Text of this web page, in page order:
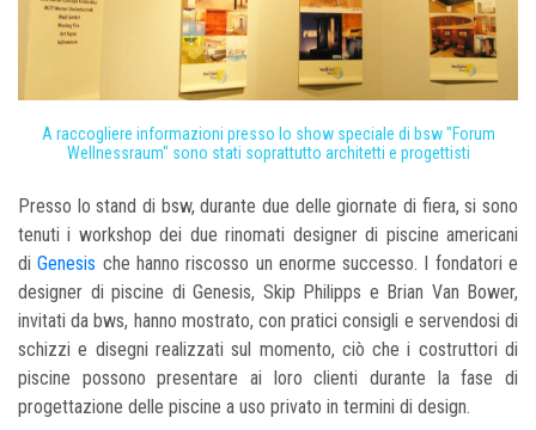
A raccogliere informazioni presso lo show speciale di bsw "Forum
Wellnessraum" sono stati soprattutto architetti e progettisti
Presso lo stand di bsw, durante due delle giornate di fiera, si sono
tenuti i workshop dei due rinomati designer di piscine americani
diGenesis che hanno riscosso un enorme successo. I fondatori e
designer di piscine di Genesis, Skip Philipps e Brian Van Bower,
invitati da bws, hanno mostrato, con pratici consigli e servendosi di
schizzi e disegni realizzati sul momento, ciò che i costruttori di
piscine possono presentare ai loro clienti durante la fase di
progettazione delle piscine a uso privato in termini di design.